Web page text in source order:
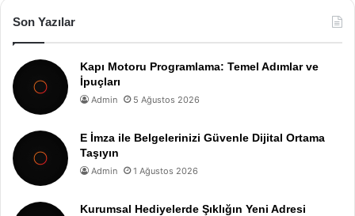
Son Yazılar
Kapı Motoru Programlama: Temel Adımlar ve
İpuçları
Admin 5 Ağustos 2026
E İmza ile Belgelerinizi Güvenle Dijital Ortama
Taşıyın
Admin 1 Ağustos 2026
Kurumsal Hediyelerde Şıklığın Yeni Adresi